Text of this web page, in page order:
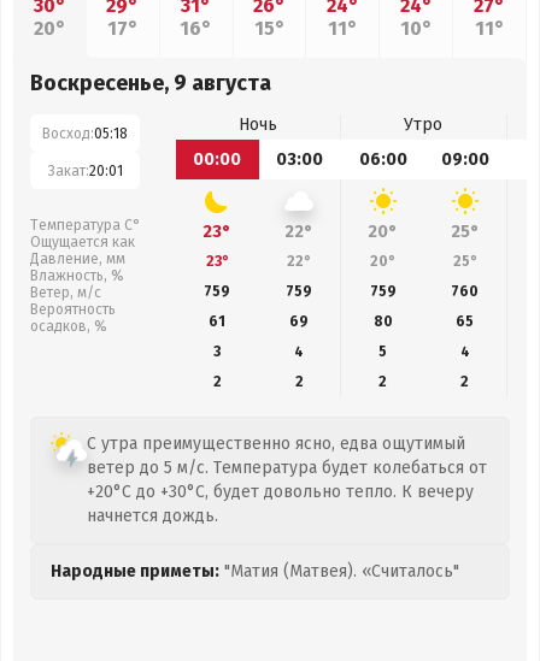
30°
20°
29°
17°
31°
16°
26°
15°
24°
11°
24°
10°
27°
11°
Воскресенье, 9 августа
Восход:05:18
Закат:20:01
Температура С°
Ощущается как
Давление, мм
Влажность, %
Ветер, м/с
Вероятность
осадков, %
Ночь
Утро
00:00
03:00 06:00 09:00
23° 22° 20° 25°
23° 22° 20° 25°
759
759 759 760
61
69 80 65
3
4 5
4
2
2 2 2
С утра преимущественно ясно, едва ощутимый
ветер до 5 м/с. Температура будет колебаться от
+20°C до +30°C, будет довольно тепло. К вечеру
начнется дождь.
Народные приметы: "Матия (Матвея). «Считалось"